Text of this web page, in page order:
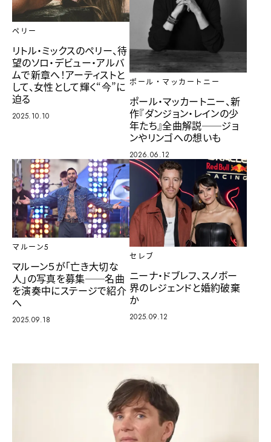
ペリー
リトル・ミックスのペリー、待
望のソロ・デビュー・アルバ
ムで新章へ！アーティストと
して、女性として輝く“今”に
迫る
2025.10.10
ポール・マッカートニー
ポール・マッカートニー、新
作『ダンジョン・レインの少
年たち』全曲解説──ジョ
ンやリンゴへの想いも
2026.06.12
マルーン5
マルーン５が「亡き大切な
人」の写真を募集──名曲
を演奏中にステージで紹介
へ
2025.09.18
セレブ
ニーナ・ドブレフ、スノボー
界のレジェンドと婚約破棄
か
2025.09.12